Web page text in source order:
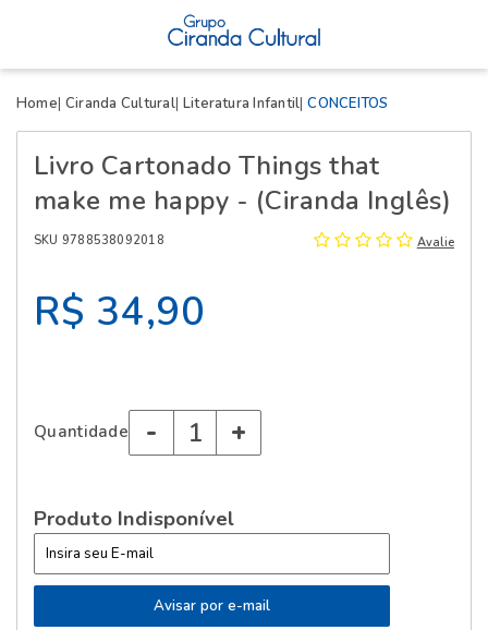
Home Ciranda Cultural Literatura Infantil CONCEITOS
Livro Cartonado Things that
make me happy - (Ciranda Inglês)
SKU 9788538092018 Avalie
R$ 34,90
Quantidade - +
Produto Indisponível